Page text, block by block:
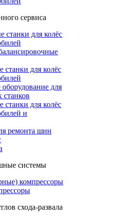
сервиса
станки для колёс
для колёс
для
для колёс
и
ремонта шин
системы
компрессоры
схода-развала